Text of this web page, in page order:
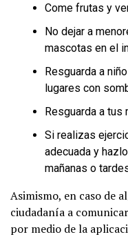
Come frutas y
No dejar a
mascotas en el
Resguarda a
lugares con
Resguarda a
Si realizas
adecuada y
mañanas o
Asimismo, en caso de
ciudadanía a
por medio de la